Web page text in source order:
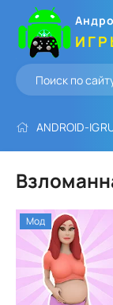
ANDROID-
Мод